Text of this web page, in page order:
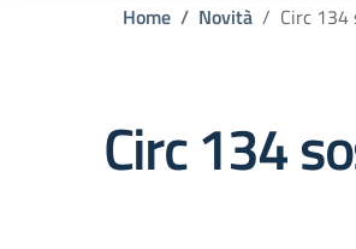
Home Novità Circ 134
Circ 134